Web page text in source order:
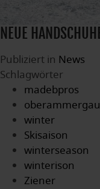
NEUE
Publiziert in News
Schlagwörter
madebpros
oberammergau
winter
Skisaison
winterseason
winterison
Ziener